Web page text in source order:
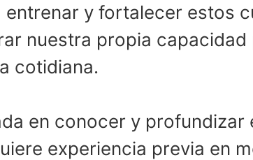
y fortalecer estos
nuestra propia capacidad
cotidiana.
en conocer y profundizar
experiencia previa en